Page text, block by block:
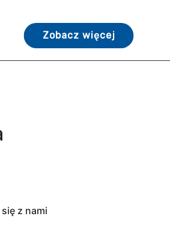
Zobacz więcej
z nami